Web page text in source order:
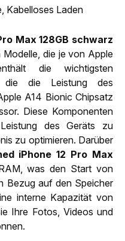
Kabelloses Laden
Max 128GB schwarz
die je von Apple
die wichtigsten
die die Leistung des
A14 Bionic Chipsatz
Diese Komponenten
des Geräts zu
zu optimieren. Darüber
iPhone 12 Pro Max
was den Start von
Bezug auf den Speicher
interne Kapazität von
Ihre Fotos, Videos und